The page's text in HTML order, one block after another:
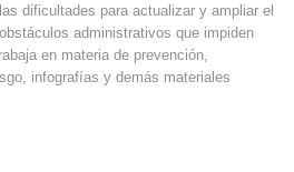
dificultades para actualizar y ampliar el
administrativos que impiden
en materia de prevención,
infografías y demás materiales